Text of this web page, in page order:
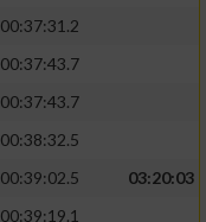
00:37:31.2
00:37:43.7
00:37:43.7
00:38:32.5
00:39:02.5
03:20:03
00:39:19.1